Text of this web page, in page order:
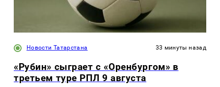
Новости Татарстана 33 минуты назад
«Рубин» сыграет с «Оренбургом» в
третьем туре РПЛ 9 августа